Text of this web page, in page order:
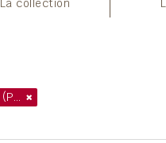
La collection
Bibliothèque nationale de France (Paris)